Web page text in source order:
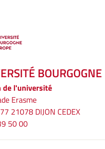
de l'université
Erasme
21078 DIJON CEDEX
50 00